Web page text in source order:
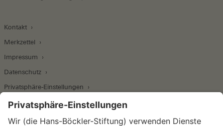
Kontakt
Merkzettel
Impressum
Datenschutz
Privatsphäre-Einstellungen
Wirtschafts- und Sozialwissenschaftliches Institut